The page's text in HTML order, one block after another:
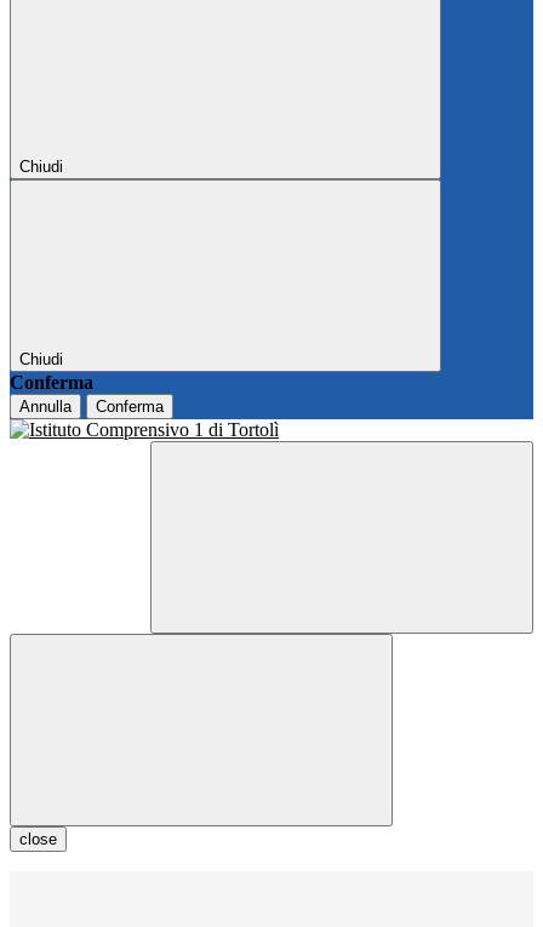
Chiudi
Chiudi
Conferma
Annulla Conferma
close